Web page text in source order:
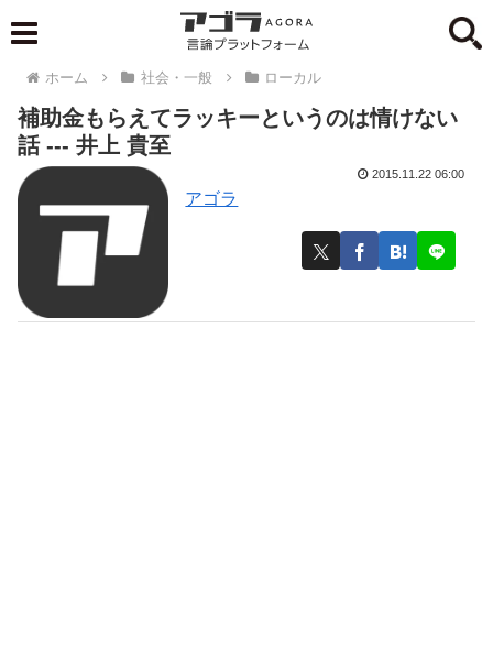
ホーム 社会・一般 ローカル
補助金もらえてラッキーというのは情けない
話 --- 井上 貴至
アゴラ
2015.11.22 06:00